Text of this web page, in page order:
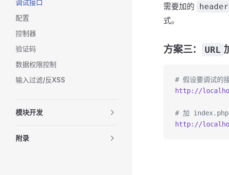
调试接口
配置
控制器
验证码
数据权限控制
输入过滤/反XSS
模块开发
附录
需要加的 header
式。
方案三： URL
# 假设要调试的
http://
# 加 index.php
http://